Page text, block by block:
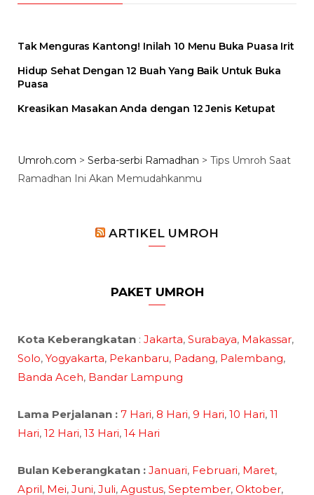
Tak Menguras Kantong! Inilah 10 Menu Buka Puasa Irit
Hidup Sehat Dengan 12 Buah Yang Baik Untuk Buka
Puasa
Kreasikan Masakan Anda dengan 12 Jenis Ketupat
Umroh.com > Serba-serbi Ramadhan > Tips Umroh Saat
Ramadhan Ini Akan Memudahkanmu
ARTIKEL UMROH
PAKET UMROH
Kota Keberangkatan : Jakarta, Surabaya, Makassar,
Solo, Yogyakarta, Pekanbaru, Padang, Palembang,
Banda Aceh, Bandar Lampung
Lama Perjalanan : 7 Hari, 8 Hari, 9 Hari, 10 Hari, 11
Hari, 12 Hari, 13 Hari, 14 Hari
Bulan Keberangkatan : Januari, Februari, Maret,
April, Mei, Juni, Juli, Agustus, September, Oktober,